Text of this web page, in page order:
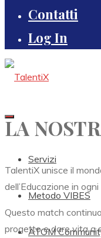
Contatti
Log In
Servizi
Metodo VIBES
ATOM
LA
TalentiX unisce il
dell’Educazione in
Questo match
progetto e dare vita a